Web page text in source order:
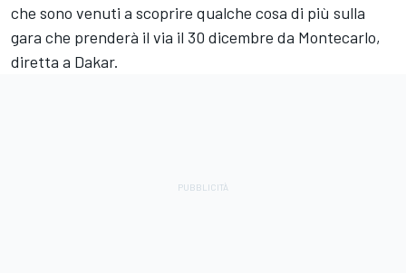
che sono venuti a scoprire qualche cosa di più sulla
gara che prenderà il via il 30 dicembre da Montecarlo,
diretta a Dakar.